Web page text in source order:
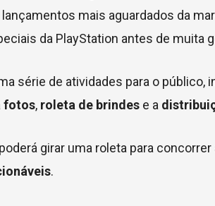
lançamentos mais aguardados da
da PlayStation antes de muita
série de atividades para o público,
fotos, roleta de brindes e a
girar uma roleta para
.